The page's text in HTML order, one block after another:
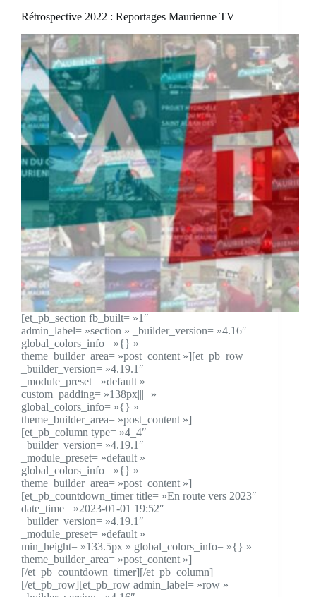
Rétrospective 2022 : Reportages Maurienne TV
[et_pb_section fb_built= »1″
admin_label= »section » _builder_version= »4.16″
global_colors_info= »{} »
theme_builder_area= »post_content »][et_pb_row
_builder_version= »4.19.1″
_module_preset= »default »
custom_padding= »138px||||| »
global_colors_info= »{} »
theme_builder_area= »post_content »]
[et_pb_column type= »4_4″
_builder_version= »4.19.1″
_module_preset= »default »
global_colors_info= »{} »
theme_builder_area= »post_content »]
[et_pb_countdown_timer title= »En route vers 2023″
date_time= »2023-01-01 19:52″
_builder_version= »4.19.1″
_module_preset= »default »
min_height= »133.5px » global_colors_info= »{} »
theme_builder_area= »post_content »]
[/et_pb_countdown_timer][/et_pb_column]
[/et_pb_row][et_pb_row admin_label= »row »